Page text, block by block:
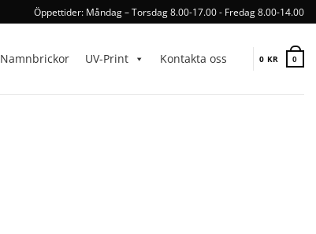
Öppettider: Måndag – Torsdag 8.00-17.00 - Fredag 8.00-14.00
Namnbrickor UV-Print Kontakta oss 0 KR 0